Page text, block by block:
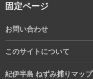
固定ページ
お問い合わせ
このサイトについて
紀伊半島 ねずみ捕りマップ